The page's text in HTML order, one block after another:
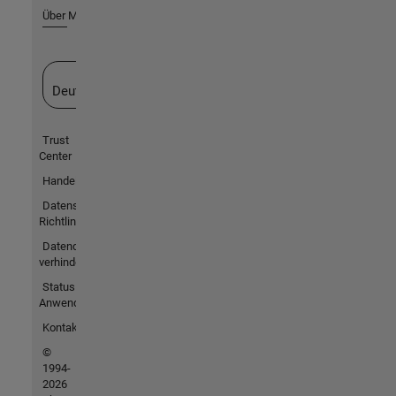
Über MathWorks
Deutschland
Trust
Center
Handelsmarken
Datenschutz-
Richtlinien
Datendiebstahl
verhindern
Status von
Anwendungen
Kontakt
©
1994-
2026